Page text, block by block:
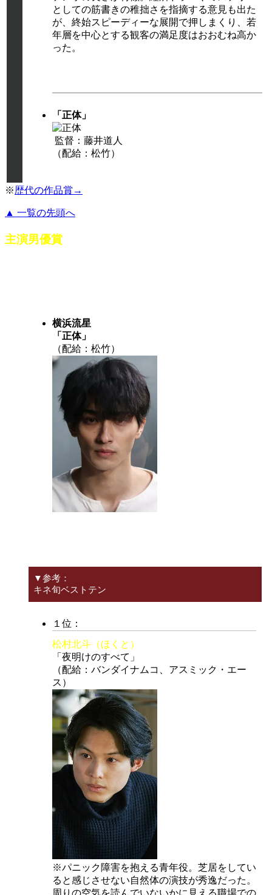
としての筋書きの稚拙さを指摘する意見も出た
が、終始スピーディーな展開で押しまくり、若
年層を中心とする観客の満足度はおおむね高か
った。
「正体」
監督：藤井道人
（配給：松竹）
※歴代の作品賞→
▲ 一覧の先頭へ
主演男優賞
横浜流星
「正体」
（配給：松竹）
▼参考：
キネ旬ベストテン
１位：
松村北斗（ほくと）
「夜明けのすべて」
（配給：バンダイナムコ、アスミック・エー
ス）
※パニック障害を抱える青年役。芝居をしてい
ると感じさせない自然体の演技が秀逸だった。
周りの空気を読んでいないかに見える職場での